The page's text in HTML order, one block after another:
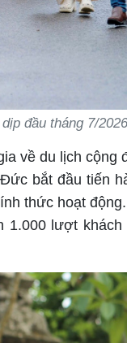
đầu tháng 7/
về du lịch cộng
bắt đầu tiến
thức hoạt
lượt khách